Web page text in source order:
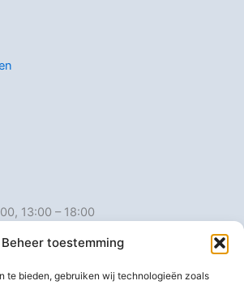
Beheer toestemming
te bieden, gebruiken wij technologieën zoals
13:00 – 18:00
13:00 – 18:00
13:00 – 18:00